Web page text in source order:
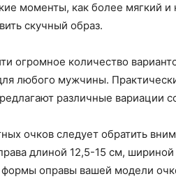
моменты, как более мягкий и
скучный образ.
огромное количество
любого мужчины.
различные вариации
очков следует обратить
длиной 12,5-15 см,
формы оправы вашей модели